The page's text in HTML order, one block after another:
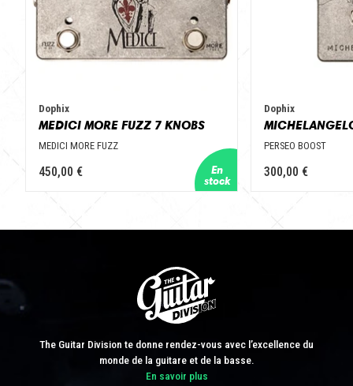
Dophix
MEDICI MORE FUZZ 7 KNOBS
MEDICI MORE FUZZ
450,00 €
Dophix
PERSEO BOOST
300,00 €
The Guitar Division te donne rendez-vous avec l’excellence du
monde de la guitare et de la basse.
En savoir plus